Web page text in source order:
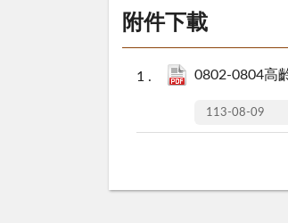
附件下載
0802-0804高
113-08-09